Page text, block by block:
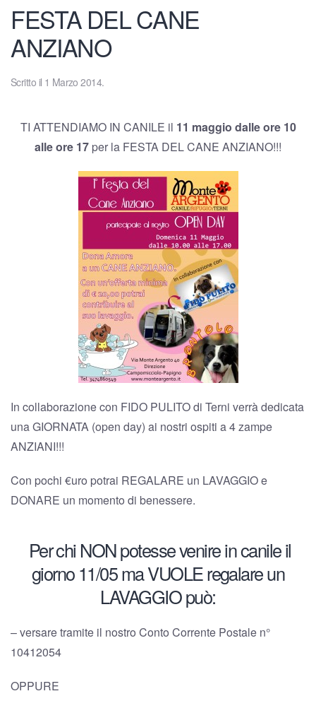
FESTA DEL CANE
ANZIANO
Scritto il 1 Marzo 2014.
TI ATTENDIAMO IN CANILE il 11 maggio dalle ore 10
alle ore 17 per la FESTA DEL CANE ANZIANO!!!
In collaborazione con FIDO PULITO di Terni verrà dedicata
una GIORNATA (open day) ai nostri ospiti a 4 zampe
ANZIANI!!!
Con pochi €uro potrai REGALARE un LAVAGGIO e
DONARE un momento di benessere.
Per chi NON potesse venire in canile il
giorno 11/05 ma VUOLE regalare un
LAVAGGIO può:
– versare tramite il nostro Conto Corrente Postale n°
10412054
OPPURE